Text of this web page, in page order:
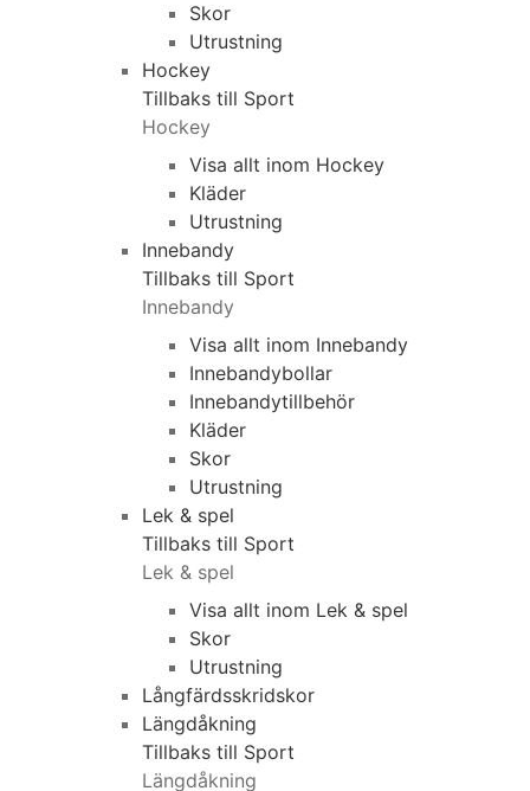
Skor
Utrustning
Hockey
Tillbaks till Sport
Hockey
Visa allt inom Hockey
Kläder
Utrustning
Innebandy
Tillbaks till Sport
Innebandy
Visa allt inom Innebandy
Innebandybollar
Innebandytillbehör
Kläder
Skor
Utrustning
Lek & spel
Tillbaks till Sport
Lek & spel
Visa allt inom Lek & spel
Skor
Utrustning
Långfärdsskridskor
Längdåkning
Tillbaks till Sport
Längdåkning